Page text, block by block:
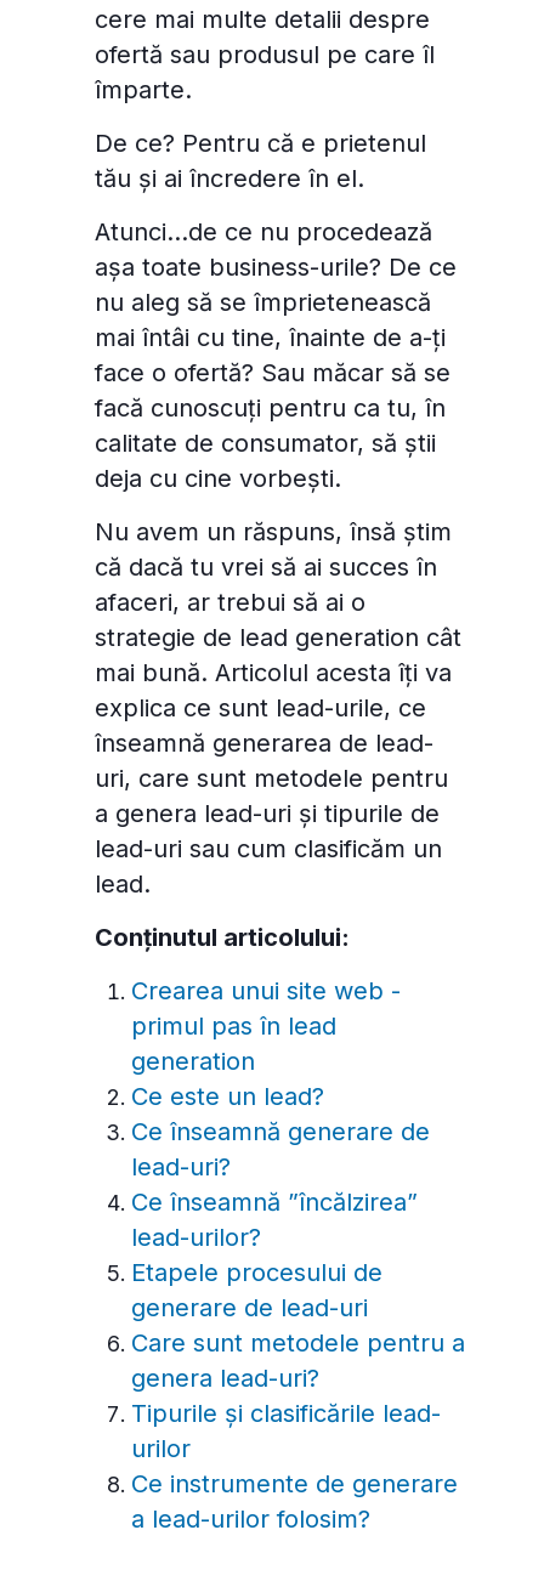
cere mai multe detalii despre
ofertă sau produsul pe care îl
împarte.
De ce? Pentru că e prietenul
tău și ai încredere în el.
Atunci...de ce nu procedează
așa toate business-urile? De ce
nu aleg să se împrietenească
mai întâi cu tine, înainte de a-ți
face o ofertă? Sau măcar să se
facă cunoscuți pentru ca tu, în
calitate de consumator, să știi
deja cu cine vorbești.
Nu avem un răspuns, însă știm
că dacă tu vrei să ai succes în
afaceri, ar trebui să ai o
strategie de lead generation cât
mai bună. Articolul acesta îți va
explica ce sunt lead-urile, ce
înseamnă generarea de lead-
uri, care sunt metodele pentru
a genera lead-uri și tipurile de
lead-uri sau cum clasificăm un
lead.
Conținutul articolului:
Crearea unui site web -
primul pas în lead
generation
Ce este un lead?
Ce înseamnă generare de
lead-uri?
Ce înseamnă ”încălzirea”
lead-urilor?
Etapele procesului de
generare de lead-uri
Care sunt metodele pentru a
genera lead-uri?
Tipurile și clasificările lead-
urilor
Ce instrumente de generare
a lead-urilor folosim?